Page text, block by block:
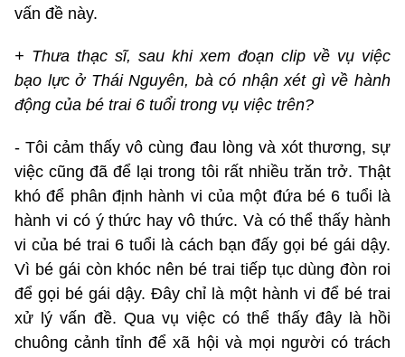
vấn đề này.
+ Thưa thạc sĩ, sau khi xem đoạn clip về vụ việc
bạo lực ở Thái Nguyên, bà có nhận xét gì về hành
động của bé trai 6 tuổi trong vụ việc trên?
- Tôi cảm thấy vô cùng đau lòng và xót thương, sự
việc cũng đã để lại trong tôi rất nhiều trăn trở. Thật
khó để phân định hành vi của một đứa bé 6 tuổi là
hành vi có ý thức hay vô thức. Và có thể thấy hành
vi của bé trai 6 tuổi là cách bạn đấy gọi bé gái dậy.
Vì bé gái còn khóc nên bé trai tiếp tục dùng đòn roi
để gọi bé gái dậy. Đây chỉ là một hành vi để bé trai
xử lý vấn đề. Qua vụ việc có thể thấy đây là hồi
chuông cảnh tỉnh để xã hội và mọi người có trách